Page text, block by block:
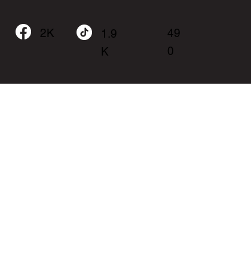
2K
1.9
K
49
0